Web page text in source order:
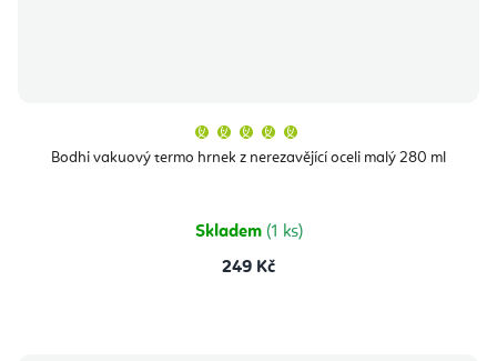
Bodhi vakuový termo hrnek z nerezavějící oceli malý 280 ml
produktu
je
Skladem (1 ks)
249 Kč